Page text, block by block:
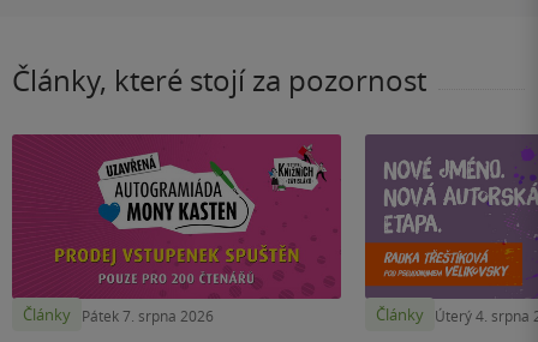
Články, které stojí za pozornost
Články Pátek 7. srpna 2026 Články Úterý 4. srpna